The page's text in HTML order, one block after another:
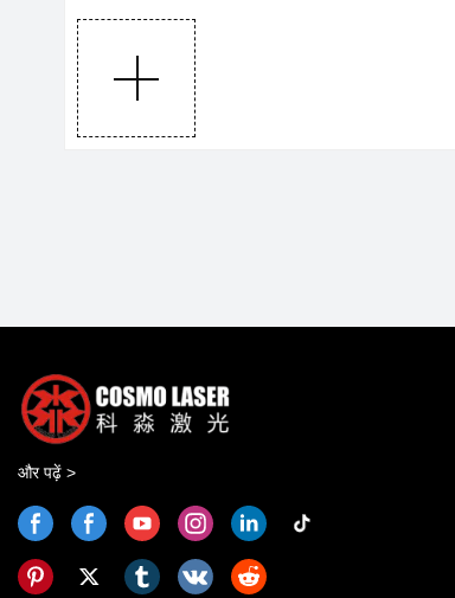
और पढ़ें >